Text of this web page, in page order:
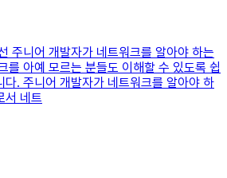
주니어 개발자가 네트워크를 알아야 하는
를 아예 모르는 분들도 이해할 수 있도록 쉽
다. 주니어 개발자가 네트워크를 알아야 하
서 네트